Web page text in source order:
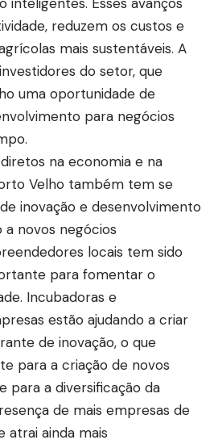
inteligentes. Esses avanços
reduzem os custos e
mais sustentáveis. A
do setor, que
uma oportunidade de
para negócios
na economia e na
Velho também tem se
inovação e desenvolvimento
novos negócios
locais tem sido
para fomentar o
Incubadoras e
estão ajudando a criar
de inovação, o que
para a criação de novos
para a diversificação da
de mais empresas de
atrai ainda mais